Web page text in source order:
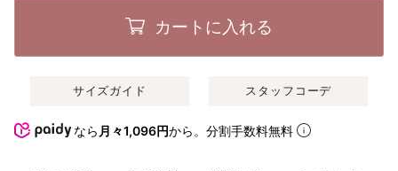
カートに入れる
サイズガイド スタッフコーデ
なら 月々1,096円から。分割手数料無料